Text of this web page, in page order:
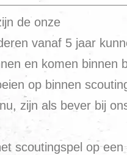
de onze
vanaf 5 jaar
en komen binnen
op binnen
zijn als bever bij
scoutingspel op een